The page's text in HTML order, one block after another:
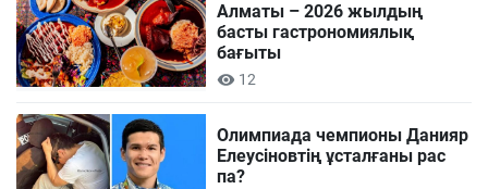
Алматы – 2026 жылдың
басты гастрономиялық
бағыты
12
Олимпиада чемпионы Данияр
Елеусіновтің ұсталғаны рас
па?